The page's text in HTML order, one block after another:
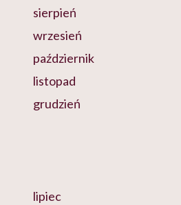
sierpień
wrzesień
październik
listopad
grudzień
lipiec